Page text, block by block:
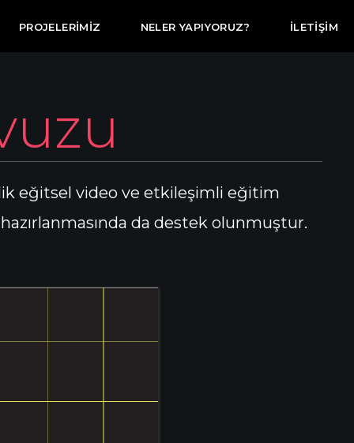
PROJELERIMIZ NELER YAPIYORUZ? İLETIŞIM
eğitsel video ve etkileşimli eğitim
da destek olunmuştur.